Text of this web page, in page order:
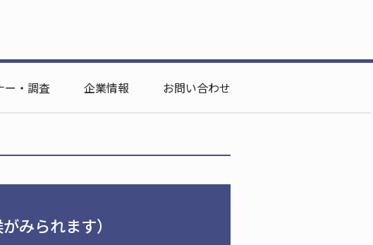
ー・調査 企業情報 お問い合わせ
みられます）